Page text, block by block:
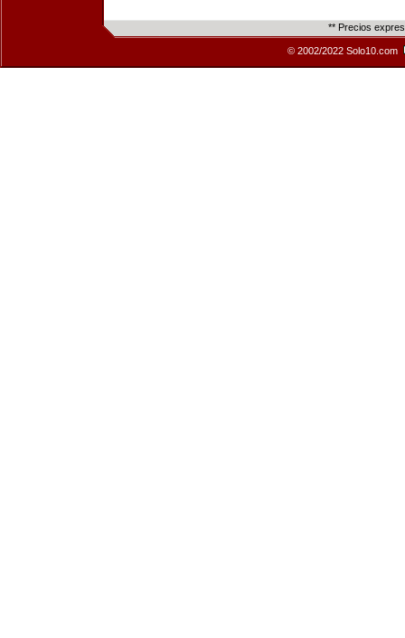
** Precios
© 2002/2022 Solo10.com